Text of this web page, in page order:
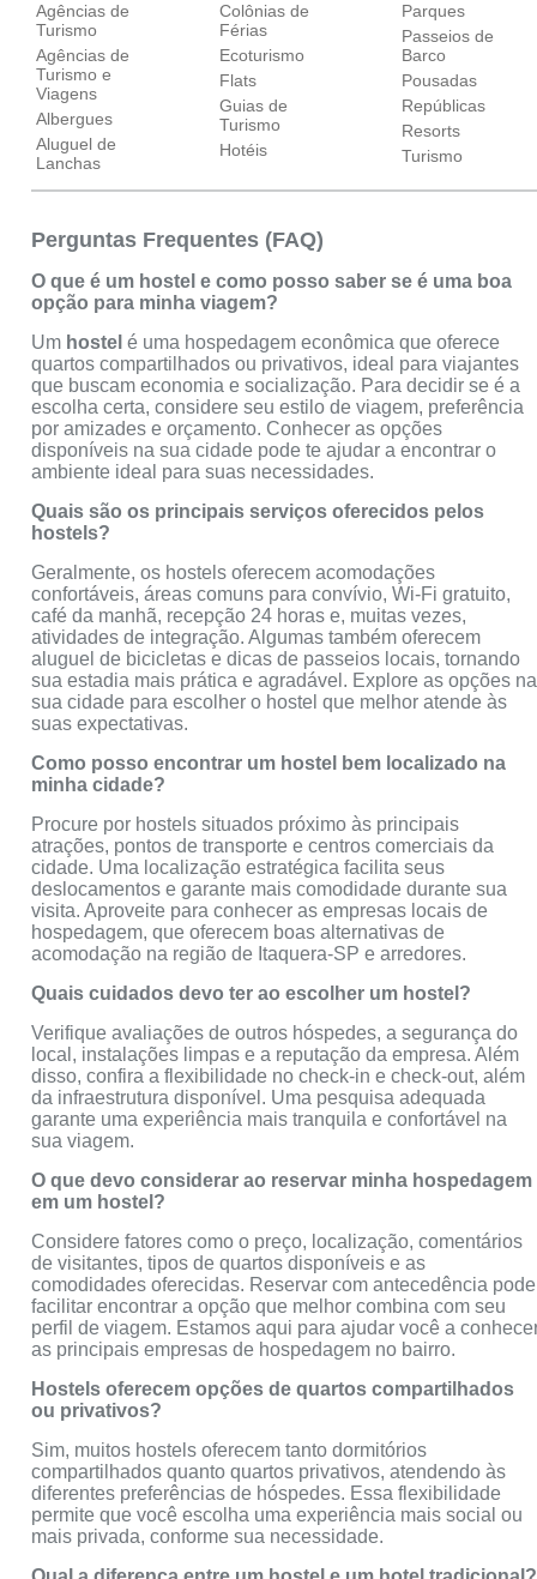
Agências de
Turismo
Agências de
Turismo e
Viagens
Albergues
Aluguel de
Lanchas
Colônias de
Férias
Ecoturismo
Flats
Guias de
Turismo
Hotéis
Parques
Passeios de
Barco
Pousadas
Repúblicas
Resorts
Turismo
Perguntas Frequentes (FAQ)
O que é um hostel e como posso saber se é uma boa
opção para minha viagem?
Um hostel é uma hospedagem econômica que oferece
quartos compartilhados ou privativos, ideal para viajantes
que buscam economia e socialização. Para decidir se é a
escolha certa, considere seu estilo de viagem, preferência
por amizades e orçamento. Conhecer as opções
disponíveis na sua cidade pode te ajudar a encontrar o
ambiente ideal para suas necessidades.
Quais são os principais serviços oferecidos pelos
hostels?
Geralmente, os hostels oferecem acomodações
confortáveis, áreas comuns para convívio, Wi-Fi gratuito,
café da manhã, recepção 24 horas e, muitas vezes,
atividades de integração. Algumas também oferecem
aluguel de bicicletas e dicas de passeios locais, tornando
sua estadia mais prática e agradável. Explore as opções na
sua cidade para escolher o hostel que melhor atende às
suas expectativas.
Como posso encontrar um hostel bem localizado na
minha cidade?
Procure por hostels situados próximo às principais
atrações, pontos de transporte e centros comerciais da
cidade. Uma localização estratégica facilita seus
deslocamentos e garante mais comodidade durante sua
visita. Aproveite para conhecer as empresas locais de
hospedagem, que oferecem boas alternativas de
acomodação na região de Itaquera-SP e arredores.
Quais cuidados devo ter ao escolher um hostel?
Verifique avaliações de outros hóspedes, a segurança do
local, instalações limpas e a reputação da empresa. Além
disso, confira a flexibilidade no check-in e check-out, além
da infraestrutura disponível. Uma pesquisa adequada
garante uma experiência mais tranquila e confortável na
sua viagem.
O que devo considerar ao reservar minha hospedagem
em um hostel?
Considere fatores como o preço, localização, comentários
de visitantes, tipos de quartos disponíveis e as
comodidades oferecidas. Reservar com antecedência pode
facilitar encontrar a opção que melhor combina com seu
perfil de viagem. Estamos aqui para ajudar você a
as principais empresas de hospedagem no bairro.
Hostels oferecem opções de quartos compartilhados
ou privativos?
Sim, muitos hostels oferecem tanto dormitórios
compartilhados quanto quartos privativos, atendendo às
diferentes preferências de hóspedes. Essa flexibilidade
permite que você escolha uma experiência mais social ou
mais privada, conforme sua necessidade.